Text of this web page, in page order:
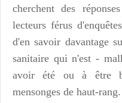
cherchent des
lecteurs férus
d'en savoir davantage
sanitaire qui n'est -
avoir été ou à être
mensonges de haut-rang.